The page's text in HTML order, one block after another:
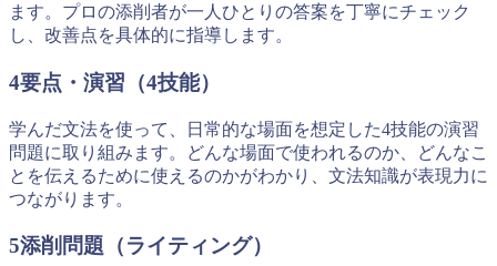
ます。プロの添削者が一人ひとりの答案を丁寧にチェック
し、改善点を具体的に指導します。
4要点・演習（4技能）
学んだ文法を使って、日常的な場面を想定した4技能の演習
問題に取り組みます。どんな場面で使われるのか、どんなこ
とを伝えるために使えるのかがわかり、文法知識が表現力に
つながります。
5添削問題（ライティング）